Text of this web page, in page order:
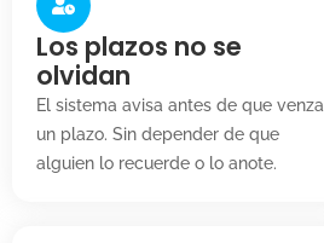
Los plazos no se
olvidan
El sistema avisa antes de que venza
un plazo. Sin depender de que
alguien lo recuerde o lo anote.